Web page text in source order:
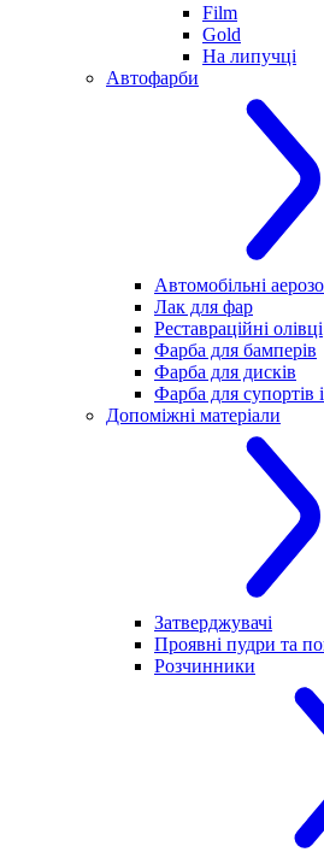
Film
Gold
На липучці
Автофарби
Автомобільні
Лак для фар
Реставраційні олівці
Фарба для бамперів
Фарба для дисків
Фарба для супортів
Допоміжні матеріали
Затверджувачі
Проявні пудри та
Розчинники